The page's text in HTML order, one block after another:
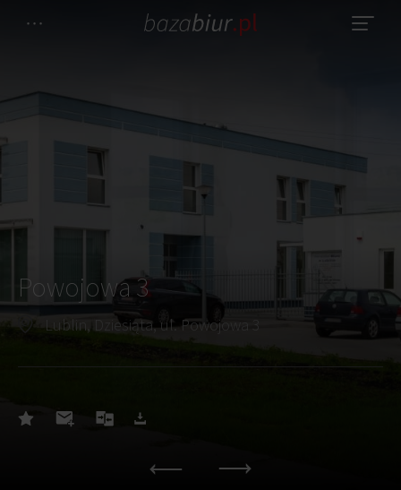
Powojowa 3
Lublin, Dziesiąta, ul. Powojowa 3